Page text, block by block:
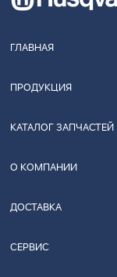
ГЛАВНАЯ
ПРОДУКЦИЯ
КАТАЛОГ ЗАПЧАСТЕЙ
О КОМПАНИИ
ДОСТАВКА
СЕРВИС